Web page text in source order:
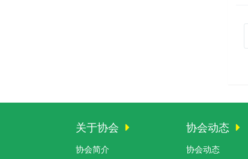
关于协会
协会简介
协会动态
协会动态